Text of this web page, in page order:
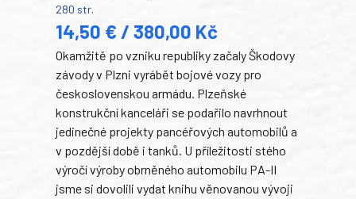
280 str.
14,50 € / 380,00 Kč
Okamžitě po vzniku republiky začaly Škodovy
závody v Plzni vyrábět bojové vozy pro
československou armádu. Plzeňské
konstrukční kanceláři se podařilo navrhnout
jedinečné projekty pancéřových automobilů a
v pozdější době i tanků. U příležitosti stého
výročí výroby obrněného automobilu PA-II
jsme si dovolili vydat knihu věnovanou vývoji